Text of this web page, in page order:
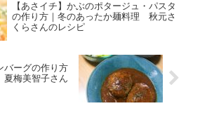
【あさイチ】かぶのポタージュ・パスタ
の作り方｜冬のあったか麺料理 秋元さ
くらさんのレシピ
バーグの作り方
夏梅美智子さん